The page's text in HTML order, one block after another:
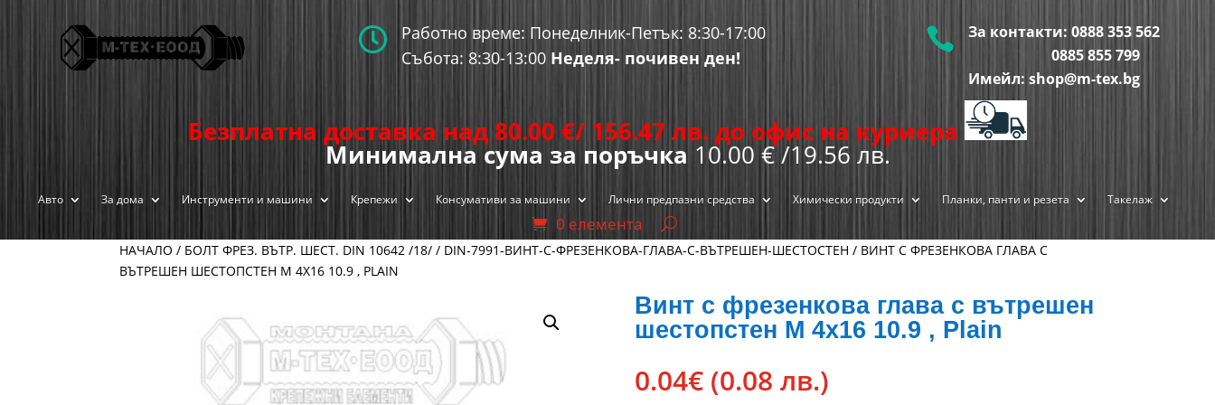

Работно време: Понеделник-Петък: 8:30-17:00
Събота: 8:30-13:00 Неделя- почивен ден!
 За контакти:0888 353 562
0885 855799
Имейл: shop@m-tex.bg
Безплатна доставка над 80.00 €/ 156.47 лв. до офис на куриера
Минимална сума за поръчка 10.00 € /19.56 лв.
Авто За дома Инструменти и машини Крепежи Консумативи за машини Лични предпазни средства Химически продукти Планки, панти и резета Такелаж
0 елемента
НАЧАЛО / БОЛТ ФРЕЗ. ВЪТР. ШЕСТ. DIN 10642 /18/ / DIN-7991-ВИНТ-С-ФРЕЗЕНКОВА-ГЛАВА-С-ВЪТРЕШЕН-ШЕСТОСТЕН / ВИНТ С ФРЕЗЕНКОВА ГЛАВА С
ВЪТРЕШЕН ШЕСТОПСТЕН М 4Х16 10.9 , PLAIN
Винт с фрезенкова глава с вътрешен
шестопстен М 4х16 10.9 , Plain
0.04€ (0.08 лв.)